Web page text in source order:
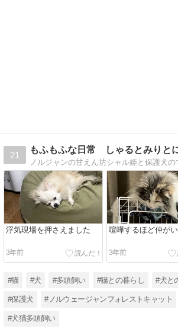
21
もふもふな日常 しゃるとみりと
浮気現場を押さえました
3年前
喧嘩するほど仲がい
3年前
#猫 #犬 #多頭飼い #猫との暮らし #犬と
#保護犬 #ノルウェージャンフォレストキャット
#犬猫多頭飼い